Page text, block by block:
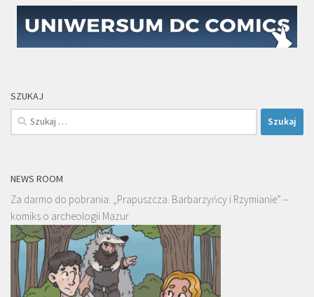
SZUKAJ
Szukaj:
NEWS ROOM
Za darmo do pobrania: „Prapuszcza. Barbarzyńcy i Rzymianie” –
komiks o archeologii Mazur